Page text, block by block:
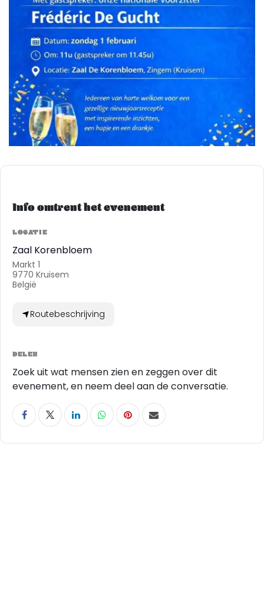
Info omtrent het evenement
LOCATIE
Zaal Korenbloem
Markt 1
9770 Kruisem
België
Routebeschrijving
DELEN
Zoek uit wat mensen zien en zeggen over dit
evenement, en neem deel aan de conversatie.